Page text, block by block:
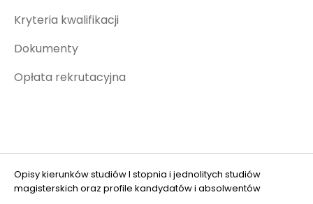
Kryteria kwalifikacji
Dokumenty
Opłata rekrutacyjna
Opisy kierunków studiów I stopnia i jednolitych studiów
magisterskich oraz profile kandydatów i absolwentów